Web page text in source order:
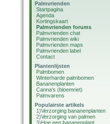
Palmvrienden
Startpagina
Agenda
Kortingskaart
Palmvrienden forums
Palmvrienden chat
Palmvrienden wiki
Palmvrienden maps
Palmvrienden label
Contact
Plantenlijsten
Palmbomen
Winterharde palmbomen
Bananenplanten
Canna's (bloemriet)
Palmvarens
Populairste artikels
1)Verzorging bananenplanten
2)Verzorging van palmen
3)Hoe een bananenplant